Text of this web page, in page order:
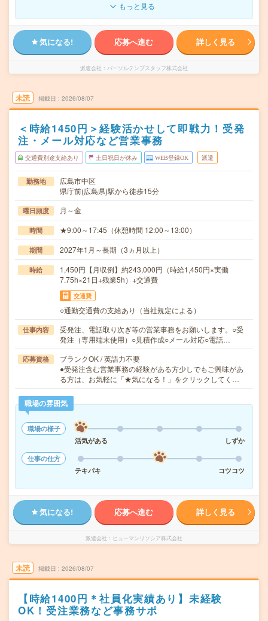
もっと見る
気になる! 応募へ進む 詳しく見る
派遣会社 パーソルテンプスタッフ株式会社
未読 掲載日 2026/08/07
＜時給1450円＞経験活かせして即戦力！受発
注・メール対応など営業事務
交通費別途支給あり 土日祝日が休み WEB登録OK 派遣
勤務地
広島市中区
県庁前(広島県)駅から徒歩15分
曜日頻度 月～金
時間 ★9:00～17:45（休憩時間 12:00～13:00）
期間 2027年1月～長期（3ヵ月以上）
時給
1,450円【月収例】約243,000円（時給1,450円×実働
7.75h×21日+残業5h）+交通費
交通費
○通勤交通費の支給あり（当社規定による）
仕事内容
受発注、電話取り次ぎ等の営業事務をお願いします。○受
発注（専用端末使用）○見積作成○メール対応○電話…
応募資格
ブランクOK / 英語力不要
●受発注含む営業事務の経験がある方少しでもご興味があ
る方は、お気軽に「★気になる！」をクリックしてく…
職場の雰囲気
職場の様子
活気がある
しずか
仕事の仕方
テキパキ
コツコツ
気になる! 応募へ進む 詳しく見る
派遣会社 ヒューマンリソシア株式会社
未読 掲載日 2026/08/07
【時給1400円＊社員化実績あり】未経験
OK！受注業務など事務サポ